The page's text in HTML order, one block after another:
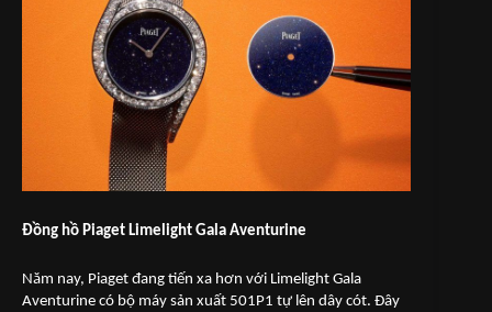
Đồng hồ Piaget Limelight Gala Aventurine
Năm nay, Piaget đang tiến xa hơn với Limelight Gala
Aventurine có bộ máy sản xuất 501P1 tự lên dây cót. Đây